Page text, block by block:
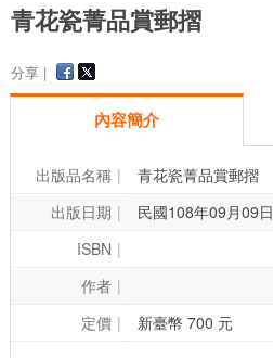
青花瓷菁品賞郵摺
分享 |
內容簡介
出版品名稱
青花瓷菁品賞郵摺
出版日期
民國108年09月09日
ISBN
作者
定價
新臺幣 700 元